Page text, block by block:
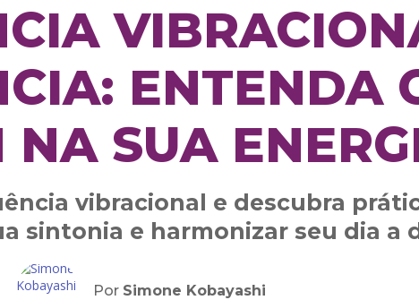
ENTENDA
NA SUA
vibracional e descubra
sintonia e harmonizar seu dia a
Por Simone Kobayashi